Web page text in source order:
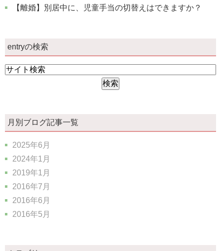
【離婚】別居中に、児童手当の切替えはできますか？
entryの検索
月別ブログ記事一覧
2025年6月
2024年1月
2019年1月
2016年7月
2016年6月
2016年5月